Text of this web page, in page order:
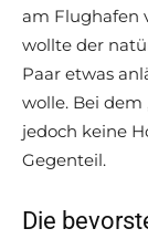
am Flughafen
wollte der
Paar etwas
wolle. Bei
jedoch keine
Gegenteil.
Die